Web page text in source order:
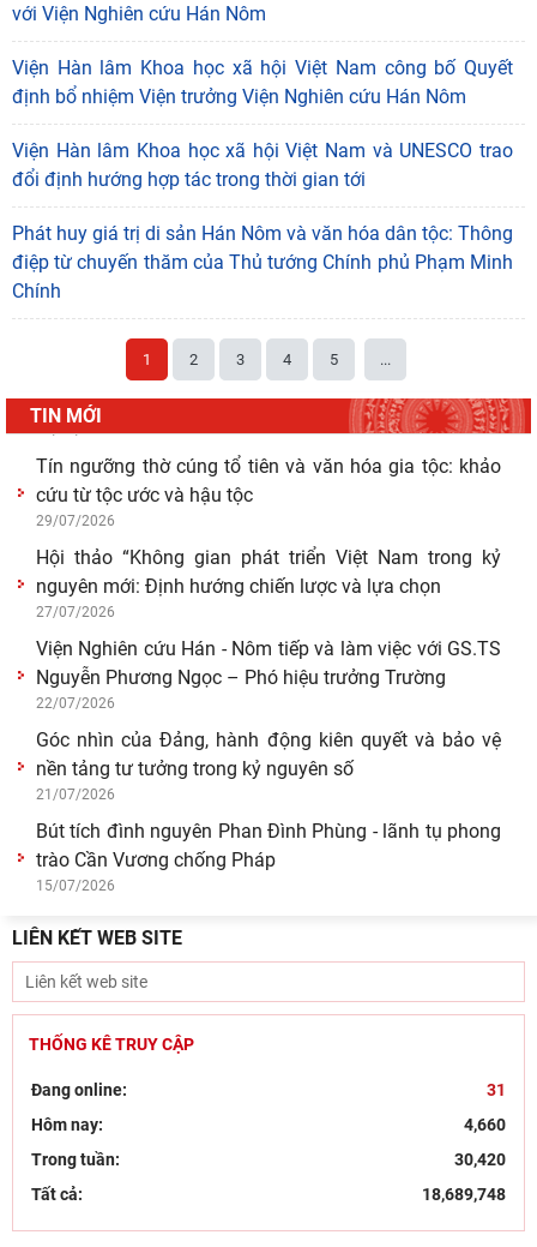
với Viện Nghiên cứu Hán Nôm
Viện Hàn lâm Khoa học xã hội Việt Nam công bố Quyết
định bổ nhiệm Viện trưởng Viện Nghiên cứu Hán Nôm
Viện Hàn lâm Khoa học xã hội Việt Nam và UNESCO trao
đổi định hướng hợp tác trong thời gian tới
Phát huy giá trị di sản Hán Nôm và văn hóa dân tộc: Thông
điệp từ chuyến thăm của Thủ tướng Chính phủ Phạm Minh
Chính
1 2 3 4 5 ...
TIN MỚI
"Đồng bằng sông Mê Kông trong tiến trình phát triển
của lịch sử cận đại Việt Nam” - sách của tác
05/08/2026
Hoạt động khoa học của Trung tâm Văn hiến học cổ
điển - Viện Nghiên cứu Hán - Nôm tại tỉnh Lạng Sơn
04/08/2026
Lớp bồi dưỡng Hán Nôm cơ bản cho viên chức Viện
Hàn lâm Khoa học xã hội Việt Nam hoàn thành
chương
Giá trị truyền thống trong xây dựng và hoàn thiện hệ
thống thực thi quyền hành pháp ở Việt Nam hiện
30/07/2026
Giá trị truyền thống trong xây dựng và hoàn thiện hệ
thống thực thi quyền hành pháp ở Việt Nam hiện
29/07/2026
Tín ngưỡng thờ cúng tổ tiên và văn hóa gia tộc: khảo
cứu từ tộc ước và hậu tộc
29/07/2026
Hội thảo “Không gian phát triển Việt Nam trong kỷ
nguyên mới: Định hướng chiến lược và lựa chọn
27/07/2026
Viện Nghiên cứu Hán - Nôm tiếp và làm việc với GS.TS
Nguyễn Phương Ngọc – Phó hiệu trưởng Trường
22/07/2026
Góc nhìn của Đảng, hành động kiên quyết và bảo vệ
nền tảng tư tưởng trong kỷ nguyên số
21/07/2026
Bút tích đình nguyên Phan Đình Phùng - lãnh tụ phong
15/07/2026
LIÊN KẾT WEB SITE
THỐNG KÊ TRUY CẬP
Đang online:
31
Hôm nay:
4,660
Trong tuần:
30,420
Tất cả:
18,689,748